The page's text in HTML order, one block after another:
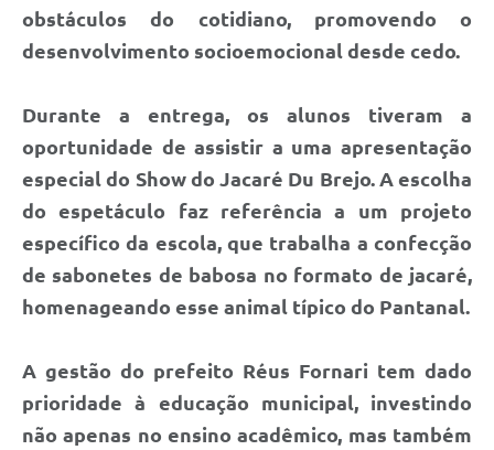
Projetos
Links
Serviços Online
Transparência
Emprega
Jornal
Agenda
obstáculos do cotidiano, promovendo o
desenvolvimento socioemocional desde cedo.
Durante a entrega, os alunos tiveram a
oportunidade de assistir a uma apresentação
especial do Show do Jacaré Du Brejo. A escolha
do espetáculo faz referência a um projeto
específico da escola, que trabalha a confecção
de sabonetes de babosa no formato de jacaré,
homenageando esse animal típico do Pantanal.
A gestão do prefeito Réus Fornari tem dado
prioridade à educação municipal, investindo
não apenas no ensino acadêmico, mas também